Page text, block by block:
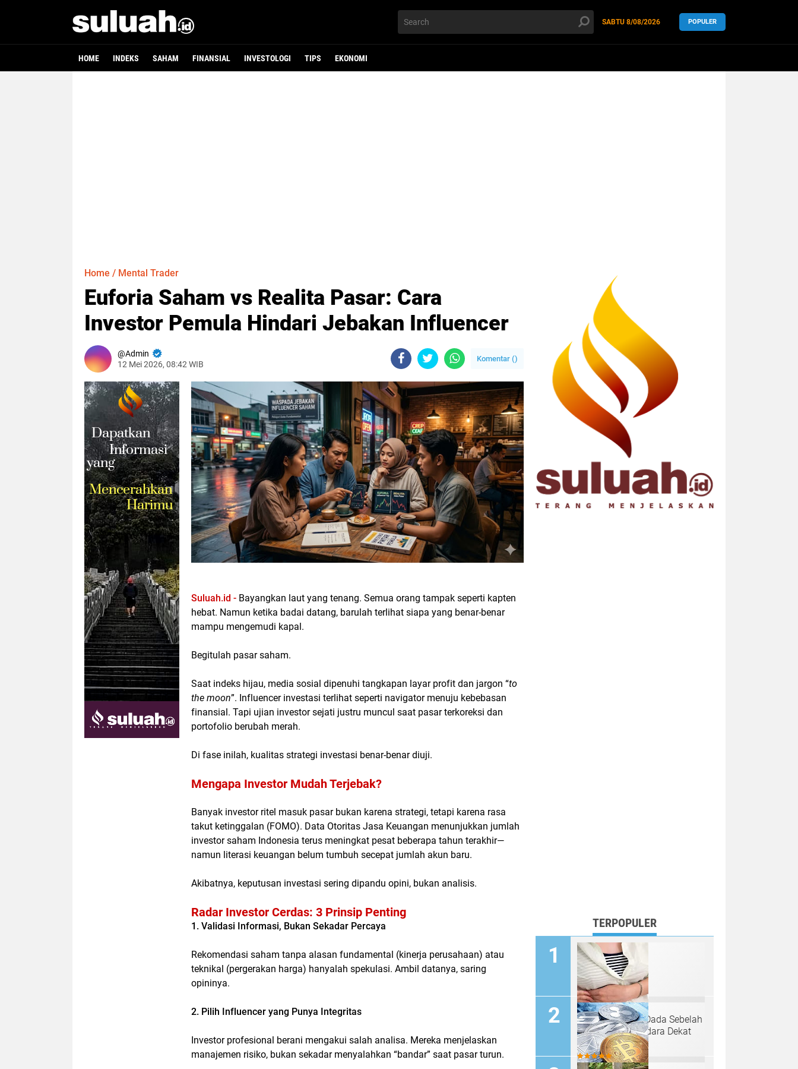
SABTU 8/08/2026 POPULER
HOME INDEKS SAHAM FINANSIAL INVESTOLOGI TIPS EKONOMI
Home / Mental Trader
Euforia Saham vs Realita Pasar: Cara
Investor Pemula Hindari Jebakan Influencer
Admin
12 Mei 2026, 08:42 WIB
Komentar ()
Suluah.id - Bayangkan laut yang tenang. Semua orang tampak seperti kapten
hebat. Namun ketika badai datang, barulah terlihat siapa yang benar-benar
mampu mengemudi kapal.
Begitulah pasar saham.
Saat indeks hijau, media sosial dipenuhi tangkapan layar profit dan jargon “to
the moon”. Influencer investasi terlihat seperti navigator menuju kebebasan
finansial. Tapi ujian investor sejati justru muncul saat pasar terkoreksi dan
portofolio berubah merah.
Di fase inilah, kualitas strategi investasi benar-benar diuji.
Mengapa Investor Mudah Terjebak?
Banyak investor ritel masuk pasar bukan karena strategi, tetapi karena rasa
takut ketinggalan (FOMO). Data Otoritas Jasa Keuangan menunjukkan jumlah
investor saham Indonesia terus meningkat pesat beberapa tahun terakhir—
namun literasi keuangan belum tumbuh secepat jumlah akun baru.
Akibatnya, keputusan investasi sering dipandu opini, bukan analisis.
Radar Investor Cerdas: 3 Prinsip Penting
1. Validasi Informasi, Bukan Sekadar Percaya
Rekomendasi saham tanpa alasan fundamental (kinerja perusahaan) atau
teknikal (pergerakan harga) hanyalah spekulasi. Ambil datanya, saring
opininya.
2. Pilih Influencer yang Punya Integritas
Investor profesional berani mengakui salah analisa. Mereka menjelaskan
manajemen risiko, bukan sekadar menyalahkan “bandar” saat pasar turun.
TERPOPULER
Penyebab Nyeri Dada Sebelah
Kiri Bawah Payudara Dekat
Tulang Rusuk